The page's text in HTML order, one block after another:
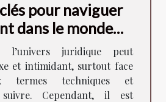
pour naviguer
dans le monde
l’univers juridique peut
et intimidant, surtout face
termes techniques et
Cependant, il est